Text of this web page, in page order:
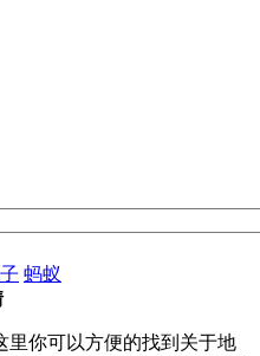
蚂蚁
里你可以方便的找到关于地